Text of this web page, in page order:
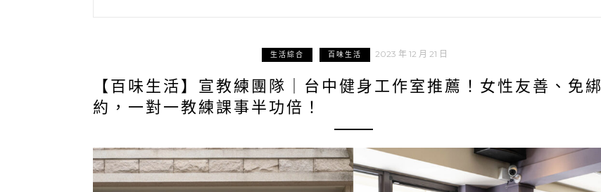
生活綜合 百味生活 2023 年 12 月 21 日
【百味生活】宣教練團隊｜台中健身工作室推薦！女性友善、免綁
約，一對一教練課事半功倍！